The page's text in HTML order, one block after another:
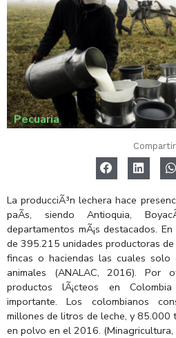
Pecuaria
Compartir
La producciÃ³n lechera hace
paÃ­s, siendo Antioquia,
departamentos mÃ¡s destacados.
de 395.215 unidades productoras
fincas o haciendas las cuales
animales (ANALAC, 2016). Por
productos lÃ¡cteos en
importante. Los colombianos
millones de litros de leche, y 85.000
en polvo en el 2016. (Minagricultura,